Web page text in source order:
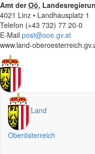
Amt derOö.
4021 Linz • Landhausplatz 1
Telefon (+43 732) 77 20-0
E-Mail post@ooe.gv.at
www.land-
Land
Oberösterreich